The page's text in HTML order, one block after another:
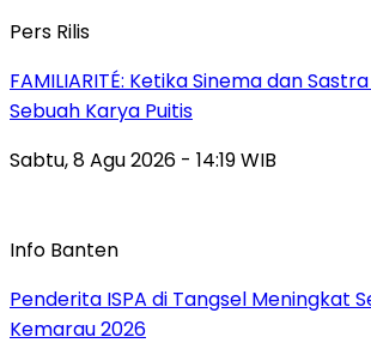
Pers Rilis
FAMILIARITÉ: Ketika Sinema dan
Sebuah Karya Puitis
Sabtu, 8 Agu 2026 - 14:19 WIB
Info Banten
Penderita ISPA di Tangsel Meningkat
Kemarau 2026